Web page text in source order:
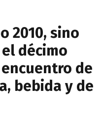
2010, sino
décimo
de
bebida y de